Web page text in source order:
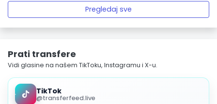
Pregledaj sve
Prati transfere
Vidi glasine na našem TikToku, Instagramu i X-u.
TikTok
@transferfeed.live